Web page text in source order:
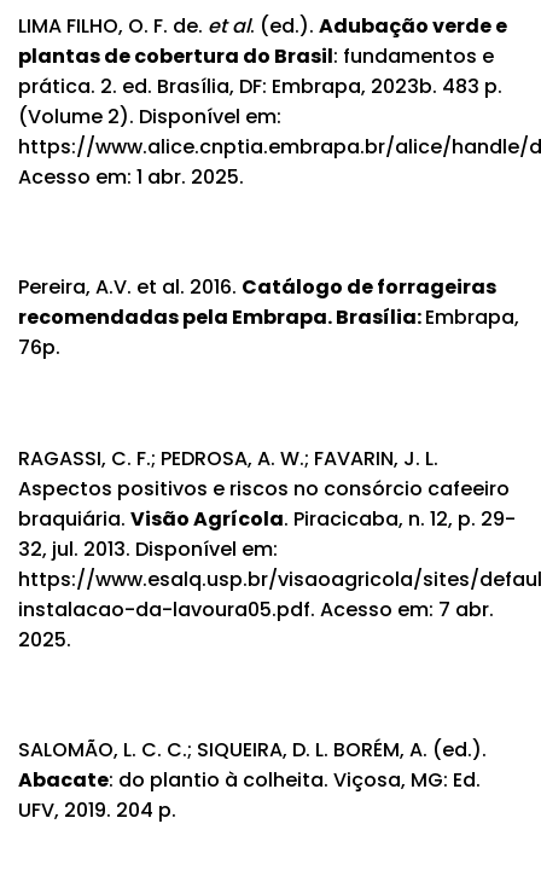
LIMA FILHO, O. F. de. et al. (ed.). Adubação verde e
plantas de cobertura do Brasil: fundamentos e
prática. 2. ed. Brasília, DF: Embrapa, 2023b. 483 p.
(Volume 2). Disponível em:
https://www.alice.cnptia.embrapa.br/alice/handle/
Acesso em: 1 abr. 2025.
Pereira, A.V. et al. 2016. Catálogo de forrageiras
recomendadas pela Embrapa. Brasília:Embrapa,
76p.
RAGASSI, C. F.; PEDROSA, A. W.; FAVARIN, J. L.
Aspectos positivos e riscos no consórcio cafeeiro
braquiária. Visão Agrícola. Piracicaba, n. 12, p. 29-
32, jul. 2013. Disponível em:
https://www.esalq.usp.br/visaoagricola/sites/
instalacao-da-lavoura05.pdf. Acesso em: 7 abr.
2025.
SALOMÃO, L. C. C.; SIQUEIRA, D. L. BORÉM, A. (ed.).
Abacate: do plantio à colheita. Viçosa, MG: Ed.
UFV, 2019. 204 p.